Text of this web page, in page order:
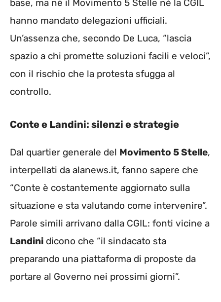
base, ma né il Movimento 5 Stelle né la CGIL
hanno mandato delegazioni ufficiali.
Un’assenza che, secondo De Luca, “lascia
spazio a chi promette soluzioni facili e veloci”,
con il rischio che la protesta sfugga al
controllo.
Conte e Landini: silenzi e strategie
Dal quartier generale del Movimento 5 Stelle,
interpellati da alanews.it, fanno sapere che
“Conte è costantemente aggiornato sulla
situazione e sta valutando come intervenire”.
Parole simili arrivano dalla CGIL: fonti vicine a
Landini dicono che “il sindacato sta
preparando una piattaforma di proposte da
portare al Governo nei prossimi giorni”.